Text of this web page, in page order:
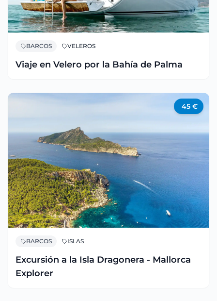
BARCOS VELEROS
Viaje en Velero por la Bahía de Palma
45 €
BARCOS ISLAS
Excursión a la Isla Dragonera - Mallorca
Explorer